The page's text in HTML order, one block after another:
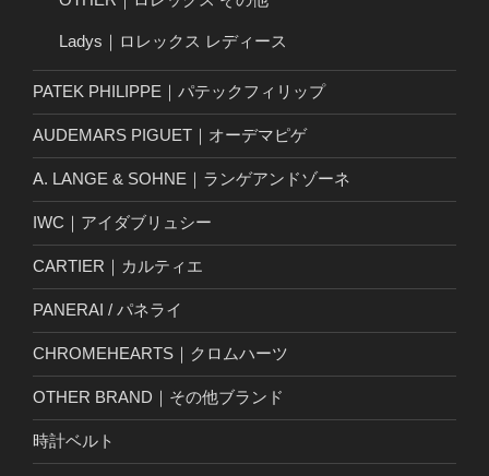
Ladys｜ロレックス レディース
PATEK PHILIPPE｜パテックフィリップ
AUDEMARS PIGUET｜オーデマピゲ
A. LANGE & SOHNE｜ランゲアンドゾーネ
IWC｜アイダブリュシー
CARTIER｜カルティエ
PANERAI / パネライ
CHROMEHEARTS｜クロムハーツ
OTHER BRAND｜その他ブランド
時計ベルト